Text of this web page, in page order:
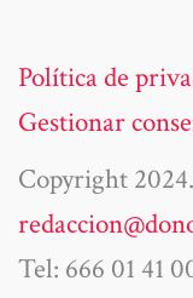
Política de
Gestionar
Copyright
Tel: 666 01 41